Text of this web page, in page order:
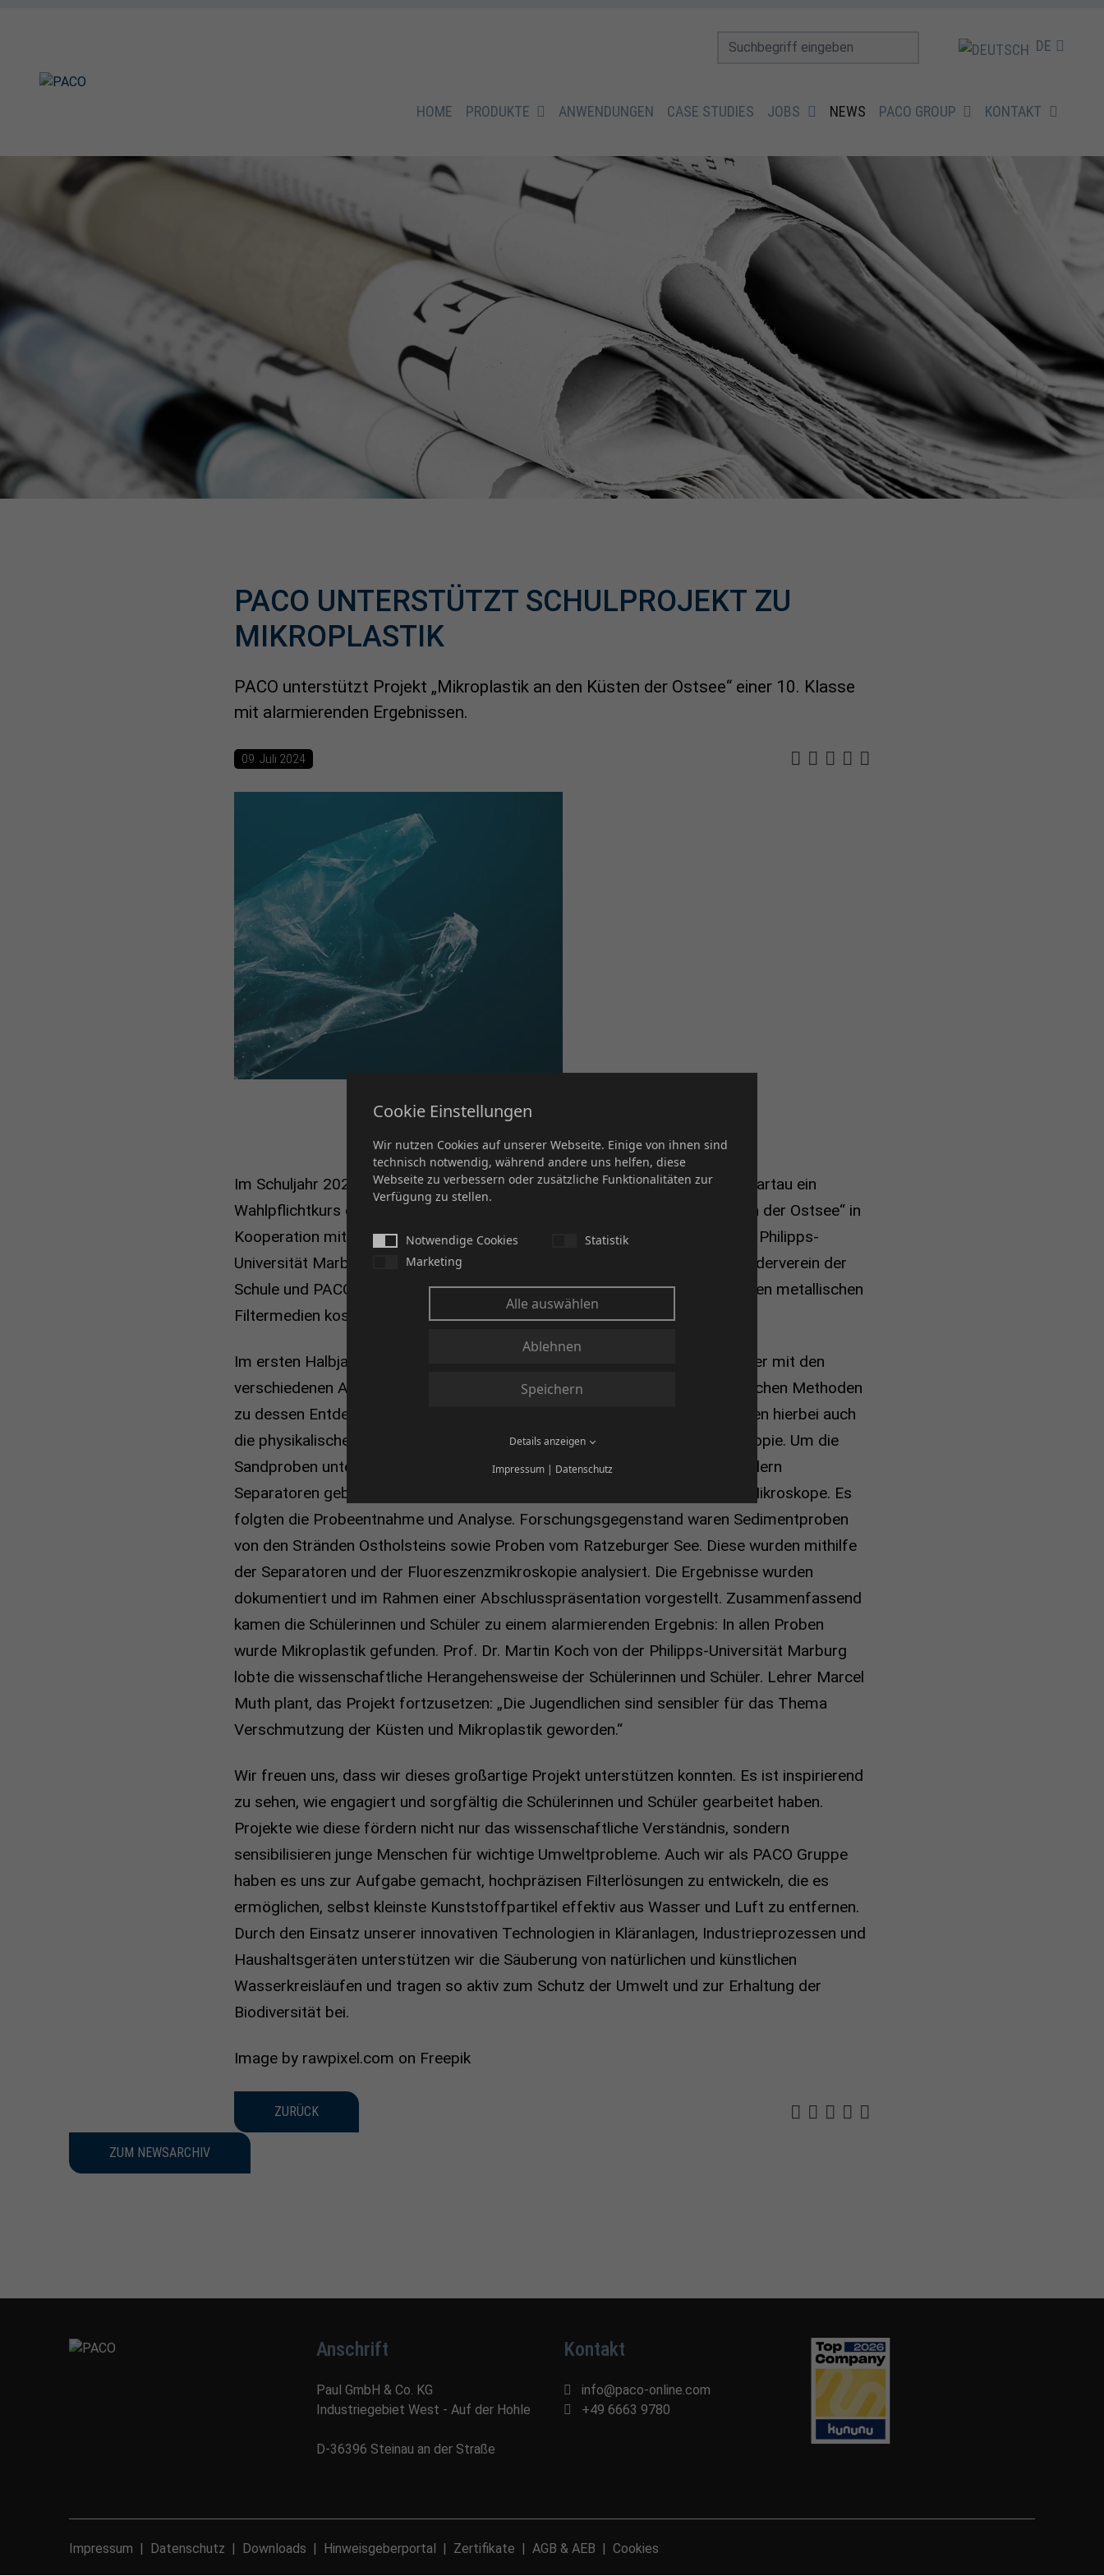
DE
HOME PRODUKTE ANWENDUNGEN CASE STUDIES JOBS NEWS PACO GROUP KONTAKT
PACO UNTERSTÜTZT SCHULPROJEKT ZU
MIKROPLASTIK
PACO unterstützt Projekt „Mikroplastik an den Küsten der Ostsee“ einer 10. Klasse
mit alarmierenden Ergebnissen.
09. Juli 2024
Im Schuljahr 2023/24 startete am Gymnasium am Mühlenberg in Bad Schwartau ein
Wahlpflichtkurs des 10. Jahrgangs zum Thema „Mikroplastik an den Küsten der Ostsee“ in
Kooperation mit dem Fachbereich Physik und Prof. Dr. Martin Koch von der Philipps-
Universität Marburg. Finanziell unterstützt wurde das Projekt durch den Förderverein der
Schule und PACO stellte das benötigte Material in Form von unterschiedlichen metallischen
Filtermedien kostenfrei zur Verfügung.
Im ersten Halbjahr beschäftigten sich die jungen Forscherinnen und Forscher mit den
verschiedenen Arten und Quellen von Mikroplastik sowie den wissenschaftlichen Methoden
zu dessen Entdeckung und Identifizierung. Wichtig für das Verständnis waren hierbei auch
die physikalischen Hintergründe zum Thema Licht und Fluoreszenzmikroskopie. Um die
Sandproben untersuchen zu können, wurden von den Schülerinnen und Schülern
Separatoren gebaut und die Uni Marburg unterstützte beim Einstellen der Mikroskope. Es
folgten die Probeentnahme und Analyse. Forschungsgegenstand waren Sedimentproben
von den Stränden Ostholsteins sowie Proben vom Ratzeburger See. Diese wurden mithilfe
der Separatoren und der Fluoreszenzmikroskopie analysiert. Die Ergebnisse wurden
dokumentiert und im Rahmen einer Abschlusspräsentation vorgestellt. Zusammenfassend
kamen die Schülerinnen und Schüler zu einem alarmierenden Ergebnis: In allen Proben
wurde Mikroplastik gefunden. Prof. Dr. Martin Koch von der Philipps-Universität Marburg
lobte die wissenschaftliche Herangehensweise der Schülerinnen und Schüler. Lehrer Marcel
Muth plant, das Projekt fortzusetzen: „Die Jugendlichen sind sensibler für das Thema
Verschmutzung der Küsten und Mikroplastik geworden.“
Wir freuen uns, dass wir dieses großartige Projekt unterstützen konnten. Es ist inspirierend
zu sehen, wie engagiert und sorgfältig die Schülerinnen und Schüler gearbeitet haben.
Projekte wie diese fördern nicht nur das wissenschaftliche Verständnis, sondern
sensibilisieren junge Menschen für wichtige Umweltprobleme. Auch wir als PACO Gruppe
haben es uns zur Aufgabe gemacht, hochpräzisen Filterlösungen zu entwickeln, die es
ermöglichen, selbst kleinste Kunststoffpartikel effektiv aus Wasser und Luft zu entfernen.
Durch den Einsatz unserer innovativen Technologien in Kläranlagen, Industrieprozessen und
Haushaltsgeräten unterstützen wir die Säuberung von natürlichen und künstlichen
Wasserkreisläufen und tragen so aktiv zum Schutz der Umwelt und zur Erhaltung der
Biodiversität bei.
Image by rawpixel.com on Freepik
ZURÜCK
ZUM NEWSARCHIV
Anschrift
Paul GmbH & Co. KG
Industriegebiet West - Auf der Hohle
D-36396 Steinau an der Straße
Kontakt
info@paco-online.com
+49 6663 9780
Impressum Datenschutz Downloads Hinweisgeberportal Zertifikate AGB & AEB Cookies
Cookie Einstellungen
Wir nutzen Cookies auf unserer Webseite. Einige von ihnen sind
technisch notwendig, während andere uns helfen, diese
Webseite zu verbessern oder zusätzliche Funktionalitäten zur
Verfügung zu stellen.
Notwendige Cookies
Statistik
Marketing
Alle auswählen
Ablehnen
Speichern
Details anzeigen
Impressum| Datenschutz